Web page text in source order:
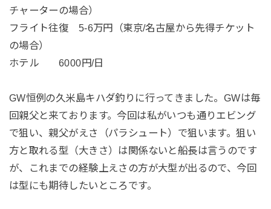
チャーターの場合）
フライト往復 5-6万円（東京/名古屋から先得チケット
の場合）
ホテル 6000円/日
GW恒例の久米島キハダ釣りに行ってきました。GWは毎
回親父と来ております。今回は私がいつも通りエビング
で狙い、親父がえさ（パラシュート）で狙います。狙い
方と取れる型（大きさ）は関係ないと船長は言うのです
が、これまでの経験上えさの方が大型が出るので、今回
は型にも期待したいところです。